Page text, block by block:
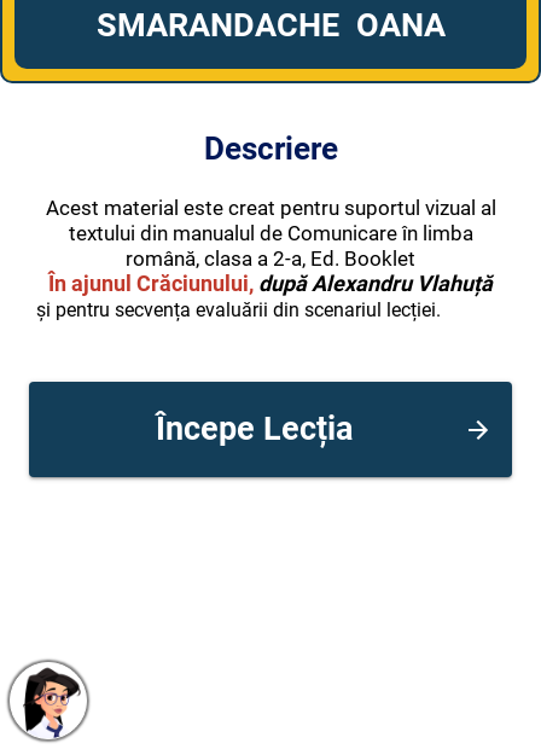
SMARANDACHE OANA
Descriere
Acest material este creat pentru suportul vizual al
textului din manualul de Comunicare în limba
română, clasa a 2-a, Ed. Booklet
În ajunul Crăciunului, după Alexandru Vlahuță
și pentru secvența evaluării din scenariul lecției.
Începe Lecția